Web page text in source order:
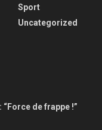
Sport
Uncategorized
de frappe !”